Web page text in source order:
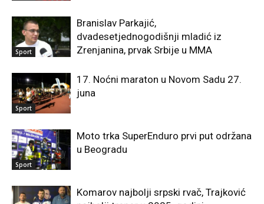
Sport
Branislav Parkajić,
dvadesetjednogodišnji mladić iz
Zrenjanina, prvak Srbije u MMA
Sport
17. Noćni maraton u Novom Sadu 27.
juna
Sport
Moto trka SuperEnduro prvi put održana
u Beogradu
Komarov najbolji srpski rvač, Trajković